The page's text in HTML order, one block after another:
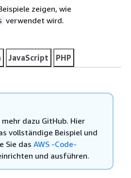
zeigen, wie
verwendet wird.
JavaScript PHP
dazu GitHub. Hier
vollständige Beispiel und
Sie das AWS -Code-
und ausführen.